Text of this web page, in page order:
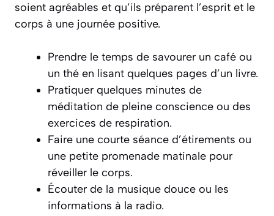
soient agréables et qu’ils préparent l’esprit et le
corps à une journée positive.
Prendre le temps de savourer un café ou
un thé en lisant quelques pages d’un livre.
Pratiquer quelques minutes de
méditation de pleine conscience ou des
exercices de respiration.
Faire une courte séance d’étirements ou
une petite promenade matinale pour
réveiller le corps.
Écouter de la musique douce ou les
informations à la radio.